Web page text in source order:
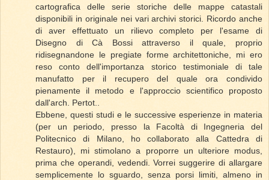
cartografica delle serie storiche delle mappe catastali
disponibili in originale nei vari archivi storici. Ricordo anche
di aver effettuato un rilievo completo per l'esame di
Disegno di Cà Bossi attraverso il quale, proprio
ridisegnandone le pregiate forme architettoniche, mi ero
reso conto dell'importanza storico testimoniale di tale
manufatto per il recupero del quale ora condivido
pienamente il metodo e l'approccio scientifico proposto
dall'arch. Pertot..
Ebbene, questi studi e le successive esperienze in materia
(per un periodo, presso la Facoltà di Ingegneria del
Politecnico di Milano, ho collaborato alla Cattedra di
Restauro), mi stimolano a proporre un ulteriore modus,
prima che operandi, vedendi. Vorrei suggerire di allargare
semplicemente lo sguardo, senza porsi limiti, almeno in